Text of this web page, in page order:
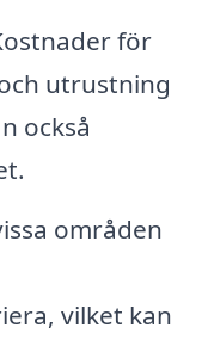
för
utrustning
också
områden
vilket kan